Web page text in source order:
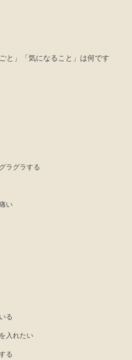
と」「気になること」は何です
ラグラする
い
る
入れたい
る